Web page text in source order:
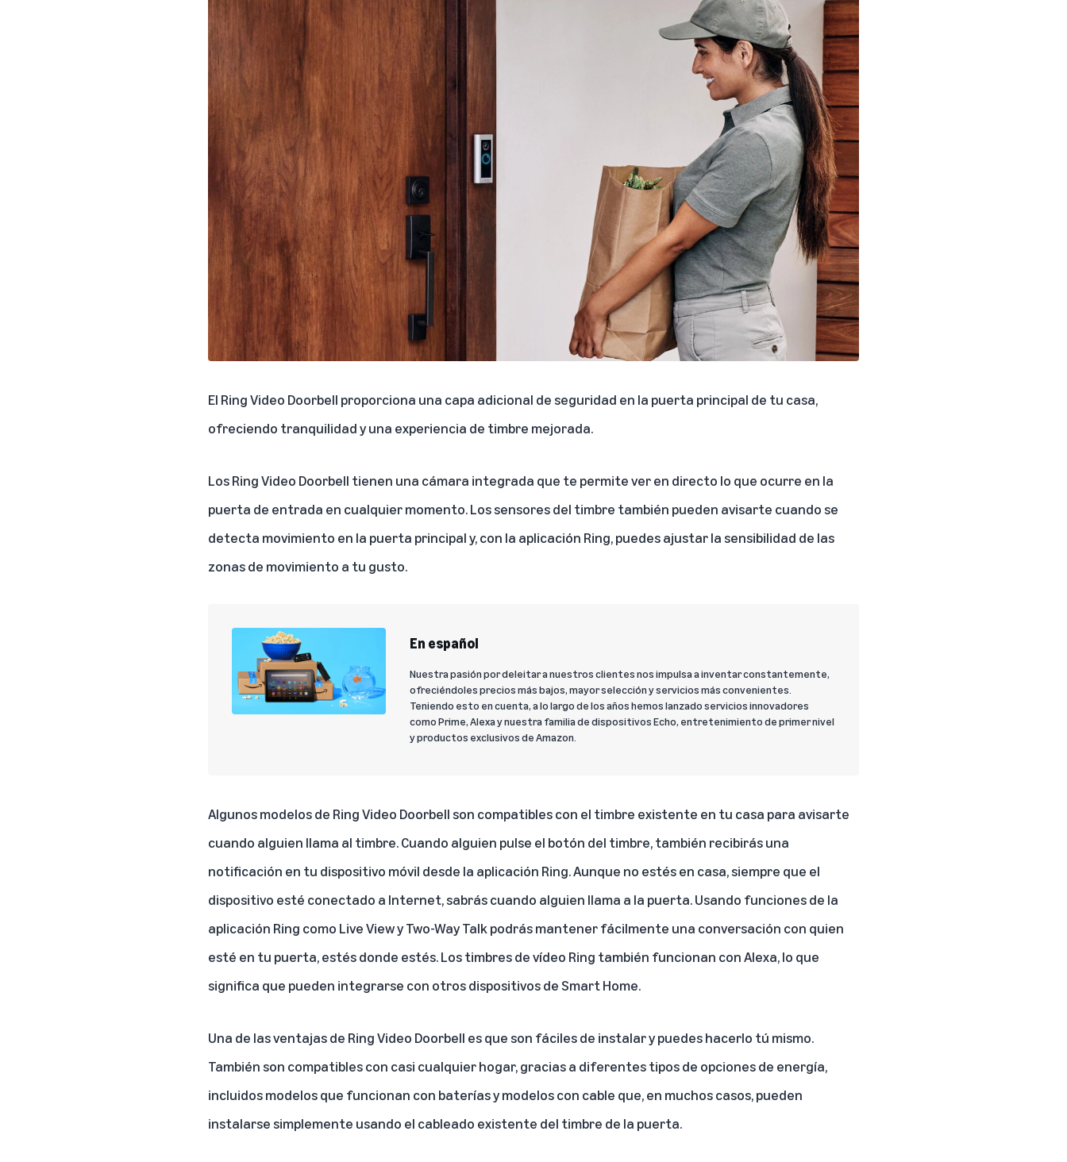
El Ring Video Doorbell proporciona una capa adicional de seguridad en la puerta principal de tu casa,
ofreciendo tranquilidad y una experiencia de timbre mejorada.
Los Ring Video Doorbell tienen una cámara integrada que te permite ver en directo lo que ocurre en la
puerta de entrada en cualquier momento. Los sensores del timbre también pueden avisarte cuando se
detecta movimiento en la puerta principal y, con la aplicación Ring, puedes ajustar la sensibilidad de las
zonas de movimiento a tu gusto.
En español
Nuestra pasión por deleitar a nuestros clientes nos impulsa a inventar constantemente,
ofreciéndoles precios más bajos, mayor selección y servicios más convenientes.
Teniendo esto en cuenta, a lo largo de los años hemos lanzado servicios innovadores
como Prime, Alexa y nuestra familia de dispositivos Echo, entretenimiento de primer nivel
y productos exclusivos de Amazon.
Algunos modelos de Ring Video Doorbell son compatibles con el timbre existente en tu casa para avisarte
cuando alguien llama al timbre. Cuando alguien pulse el botón del timbre, también recibirás una
notificación en tu dispositivo móvil desde la aplicación Ring. Aunque no estés en casa, siempre que el
dispositivo esté conectado a Internet, sabrás cuando alguien llama a la puerta. Usando funciones de la
aplicación Ring como Live View y Two-Way Talk podrás mantener fácilmente una conversación con quien
esté en tu puerta, estés donde estés. Los timbres de vídeo Ring también funcionan con Alexa, lo que
significa que pueden integrarse con otros dispositivos de Smart Home.
Una de las ventajas de Ring Video Doorbell es que son fáciles de instalar y puedes hacerlo tú mismo.
También son compatibles con casi cualquier hogar, gracias a diferentes tipos de opciones de energía,
incluidosmodelos que funcionan con bateríasymodelos con cable que, en muchos casos, pueden
instalarse simplemente usando el cableado existente del timbre de la puerta.